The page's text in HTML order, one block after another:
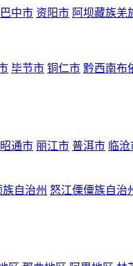
巴中市 资阳市 阿坝藏族羌
毕节市 铜仁市 黔西南布
昭通市 丽江市 普洱市 临
自治州 怒江傈僳族自治